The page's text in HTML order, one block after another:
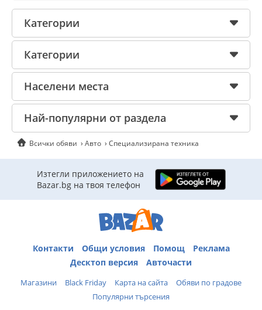
Категории
Категории
Населени места
Най-популярни от раздела
Всички обяви Авто Специализирана техника
Изтегли приложението на
Bazar.bg на твоя телефон
Контакти Общи условия Помощ
Реклама
Десктоп версия
Авточасти
Магазини Black Friday Карта на сайта
Обяви по градове
Популярни търсения